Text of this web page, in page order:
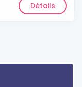
Détails